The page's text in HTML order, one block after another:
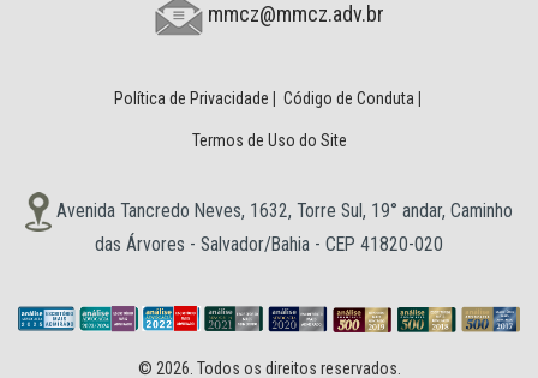
mmcz@mmcz.adv.br
Política de Privacidade Código de Conduta
Termos de Uso do Site
Avenida Tancredo Neves, 1632, Torre Sul, 19° andar, Caminho
das Árvores - Salvador/Bahia - CEP 41820-020
© 2026. Todos os direitos reservados.